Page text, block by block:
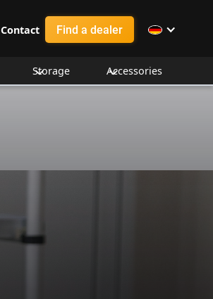
Contact Find a dealer
Storage Accessories